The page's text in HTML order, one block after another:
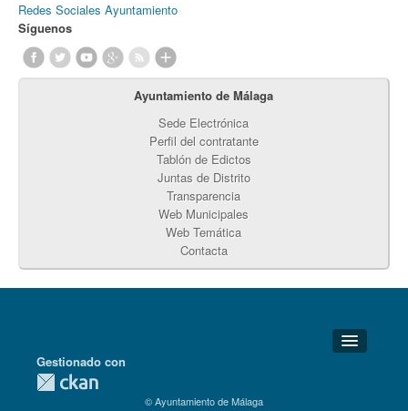
Redes Sociales Ayuntamiento
Síguenos
Ayuntamiento de Málaga
Sede Electrónica
Perfil del contratante
Tablón de Edictos
Juntas de Distrito
Transparencia
Web Municipales
Web Temática
Contacta
Detalles Técnicos
Gestionado con
© Ayuntamiento de Málaga